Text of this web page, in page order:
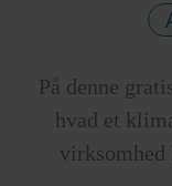
På denne
hvad et
virksomhed